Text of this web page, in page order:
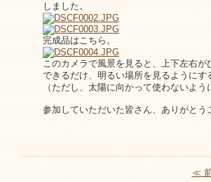
しました。
完成品はこちら。
このカメラで風景を見ると、上下左右が
できるだけ、明るい場所を見るようにす
（ただし、太陽に向かって使わないよう
参加していただいた皆さん、ありがとう
≪